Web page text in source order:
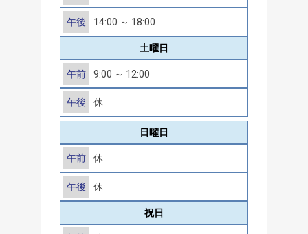
午後 14:00 ～ 18:00
土曜日
午前 9:00 ～ 12:00
午後 休
日曜日
午前 休
午後 休
祝日